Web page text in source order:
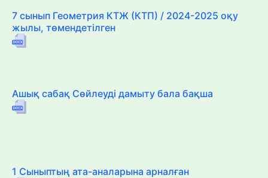
7 сынып Геометрия КТЖ (КТП) / 2024-2025 оқу
жылы, төмендетілген
Ашық сабақ Сөйлеуді дамыту бала бақша
1 Сыныптың ата-аналарына арналған